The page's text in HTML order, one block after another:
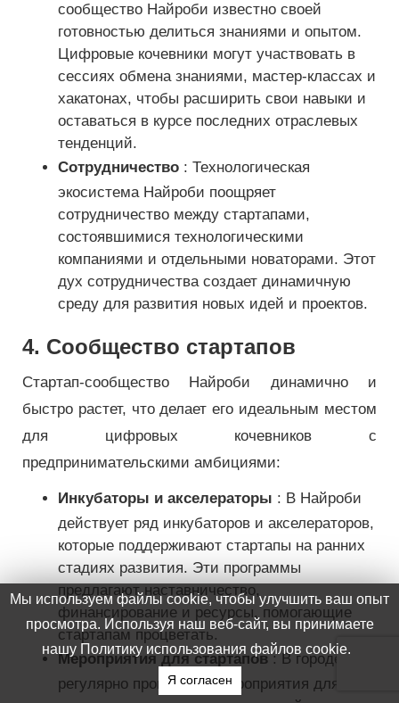
сообщество Найроби известно своей
готовностью делиться знаниями и опытом.
Цифровые кочевники могут участвовать в
сессиях обмена знаниями, мастер-классах и
хакатонах, чтобы расширить свои навыки и
оставаться в курсе последних отраслевых
тенденций.
Сотрудничество : Технологическая
экосистема Найроби поощряет
сотрудничество между стартапами,
состоявшимися технологическими
компаниями и отдельными новаторами. Этот
дух сотрудничества создает динамичную
среду для развития новых идей и проектов.
4. Сообщество стартапов
Стартап-сообщество Найроби динамично и
быстро растет, что делает его идеальным местом
для цифровых кочевников с
предпринимательскими амбициями:
Инкубаторы и акселераторы : В Найроби
действует ряд инкубаторов и акселераторов,
которые поддерживают стартапы на ранних
стадиях развития. Эти программы
предлагают наставничество,
финансирование и ресурсы, помогающие
стартапам процветать.
Мероприятия для стартапов: В городе
регулярно проводятся мероприятия для